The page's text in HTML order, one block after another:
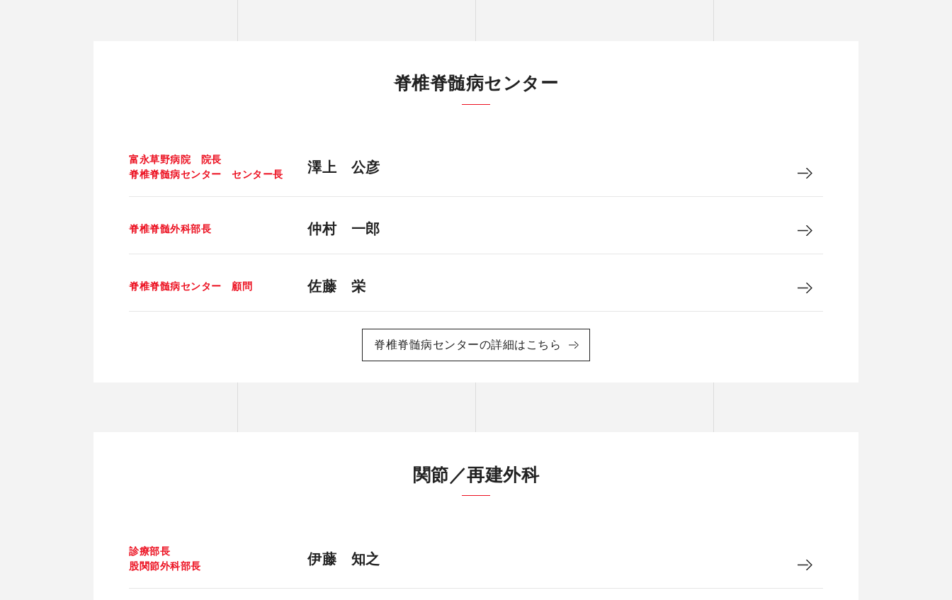
脊椎脊髄病センター
富永草野病院 院長
脊椎脊髄病センター センター長
澤上 公彦
脊椎脊髄外科部長 仲村 一郎
脊椎脊髄病センター 顧問 佐藤 栄
脊椎脊髄病センターの詳細はこちら
関節／再建外科
診療部長
股関節外科部長
伊藤 知之